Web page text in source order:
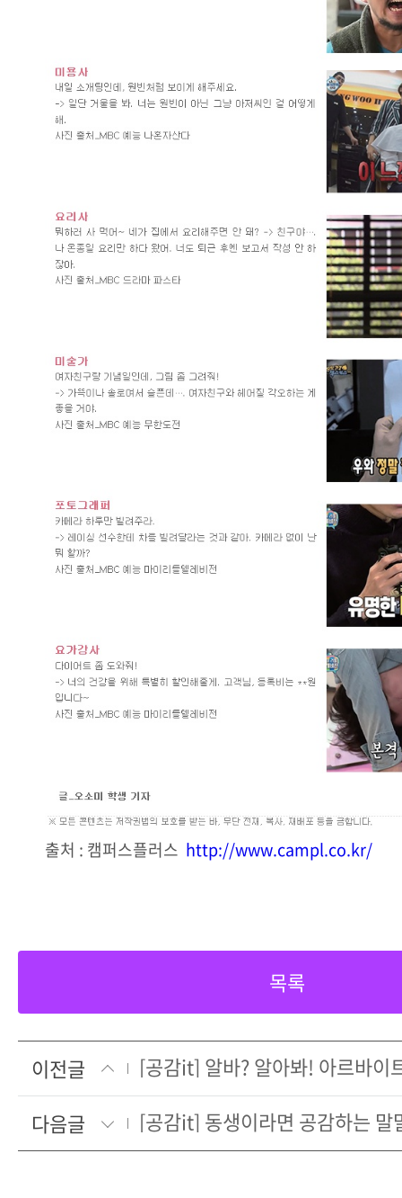
출처 : 캠퍼스플러스 http://www.campl.co.kr/
목록
이전글
[공감it] 알바? 알아봐! 아르바이
다음글
[공감it] 동생이라면 공감하는 말